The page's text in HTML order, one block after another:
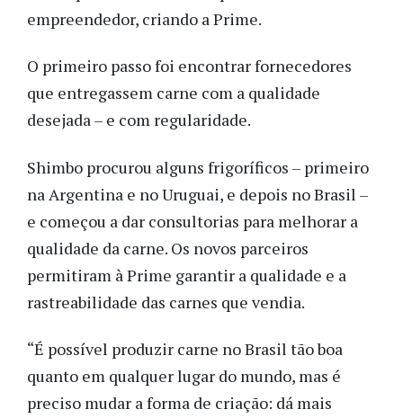
empreendedor, criando a Prime.
O primeiro passo foi encontrar fornecedores
que entregassem carne com a qualidade
desejada – e com regularidade.
Shimbo procurou alguns frigoríficos – primeiro
na Argentina e no Uruguai, e depois no Brasil –
e começou a dar consultorias para melhorar a
qualidade da carne. Os novos parceiros
permitiram à Prime garantir a qualidade e a
rastreabilidade das carnes que vendia.
“É possível produzir carne no Brasil tão boa
quanto em qualquer lugar do mundo, mas é
preciso mudar a forma de criação: dá mais